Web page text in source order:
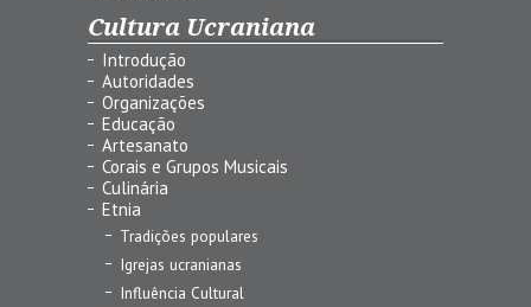
Cultura Ucraniana
Introdução
Autoridades
Organizações
Educação
Artesanato
Corais e Grupos Musicais
Culinária
Etnia
Tradições populares
Igrejas ucranianas
Influência Cultural